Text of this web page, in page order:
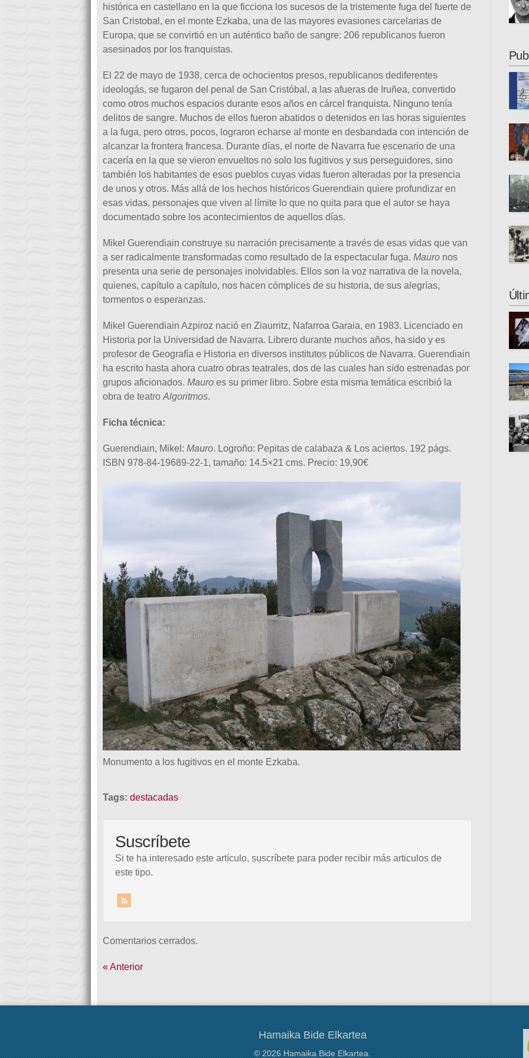
histórica en castellano en la que ficciona los sucesos de la tristemente fuga del fuerte de
San Cristobal, en el monte Ezkaba, una de las mayores evasiones carcelarias de
Europa, que se convirtió en un auténtico baño de sangre: 206 republicanos fueron
asesinados por los franquistas.
El 22 de mayo de 1938, cerca de ochocientos presos, republicanos dediferentes
ideologás, se fugaron del penal de San Cristóbal, a las afueras de Iruñea, convertido
como otros muchos espacios durante esos años en cárcel franquista. Ninguno tenía
delitos de sangre. Muchos de ellos fueron abatidos o detenidos en las horas siguientes
a la fuga, pero otros, pocos, lograron echarse al monte en desbandada con intención de
alcanzar la frontera francesa. Durante días, el norte de Navarra fue escenario de una
cacería en la que se vieron envueltos no solo los fugitivos y sus perseguidores, sino
también los habitantes de esos pueblos cuyas vidas fueron alteradas por la presencia
de unos y otros. Más allá de los hechos históricos Guerendiain quiere profundizar en
esas vidas, personajes que viven al límite lo que no quita para que el autor se haya
documentado sobre los acontecimientos de aquellos días.
Mikel Guerendiain construye su narración precisamente a través de esas vidas que van
a ser radicalmente transformadas como resultado de la espectacular fuga. Mauro nos
presenta una serie de personajes inolvidables. Ellos son la voz narrativa de la novela,
quienes, capítulo a capítulo, nos hacen cómplices de su historia, de sus alegrías,
tormentos o esperanzas.
Mikel Guerendiain Azpiroz nació en Ziaurritz, Nafarroa Garaia, en 1983. Licenciado en
Historia por la Universidad de Navarra. Librero durante muchos años, ha sido y es
profesor de Geografía e Historia en diversos institutos públicos de Navarra. Guerendiain
ha escrito hasta ahora cuatro obras teatrales, dos de las cuales han sido estrenadas por
grupos aficionados. Mauro es su primer libro. Sobre esta misma temática escribió la
obra de teatro Algoritmos.
Ficha técnica:
Guerendiain, Mikel: Mauro. Logroño: Pepitas de calabaza & Los aciertos. 192 págs.
ISBN 978-84-19689-22-1, tamaño: 14.5×21 cms. Precio: 19,90€
Monumento a los fugitivos en el monte Ezkaba.
Tags: destacadas
Suscríbete
Si te ha interesado este artículo, suscríbete para poder recibir más articulos de
este tipo.
Comentarios cerrados.
« Anterior
al 24
al
Bajo
en
que
sido
este
la
se
Hamaika Bide Elkartea
© 2026 Hamaika Bide Elkartea.